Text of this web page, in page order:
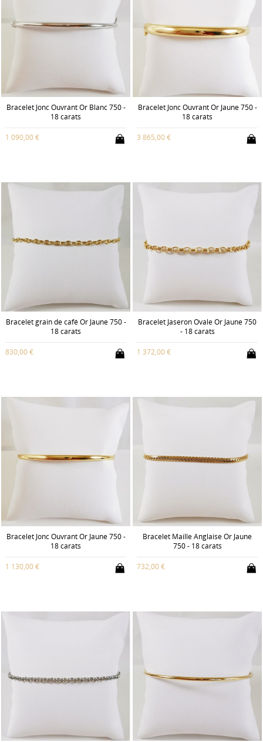
Bracelet Jonc Ouvrant Or Blanc 750 -
18 carats
1 090,00 €
Bracelet Jonc Ouvrant Or Jaune 750 -
18 carats
3 865,00 €
Bracelet grain de café Or Jaune 750 -
18 carats
830,00 €
Bracelet Jaseron Ovale Or Jaune 750
- 18 carats
1 372,00 €
Bracelet Jonc Ouvrant Or Jaune 750 -
18 carats
1 130,00 €
Bracelet Maille Anglaise Or Jaune
750 - 18 carats
732,00 €